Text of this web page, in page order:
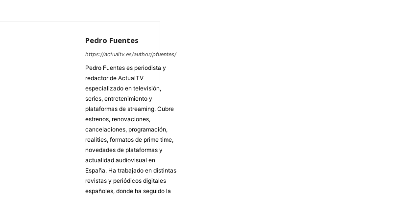
Pedro Fuentes
https://actualtv.es/author/pfuentes/
Pedro Fuentes es periodista y
redactor de ActualTV
especializado en televisión,
series, entretenimiento y
plataformas de streaming. Cubre
estrenos, renovaciones,
cancelaciones, programación,
realities, formatos de prime time,
novedades de plataformas y
actualidad audiovisual en
España. Ha trabajado en distintas
revistas y periódicos digitales
españoles, donde ha seguido la